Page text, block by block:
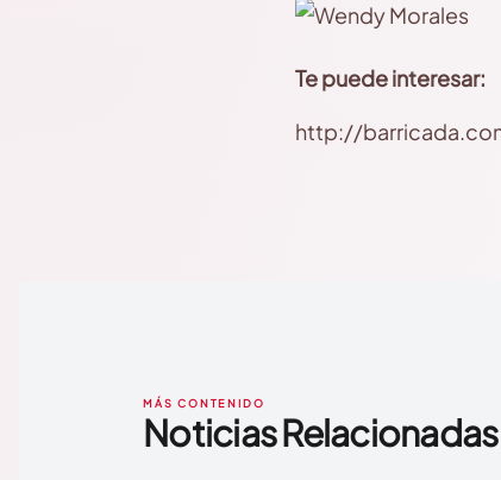
Te puede interesar:
http://
MÁS CONTENIDO
Noticias Relacionadas